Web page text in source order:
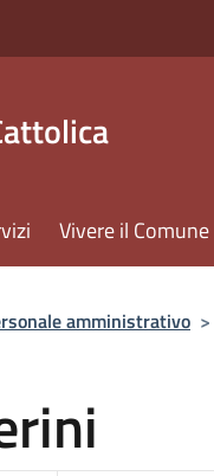
Vivere il Comune
amministrativo >